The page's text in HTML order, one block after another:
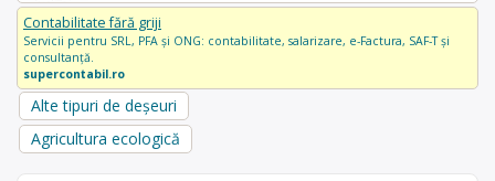
Contabilitate fără griji
Servicii pentru SRL, PFA și ONG: contabilitate, salarizare, e-Factura, SAF-T și
consultanță.
supercontabil.ro
Alte tipuri de deșeuri
Agricultura ecologică